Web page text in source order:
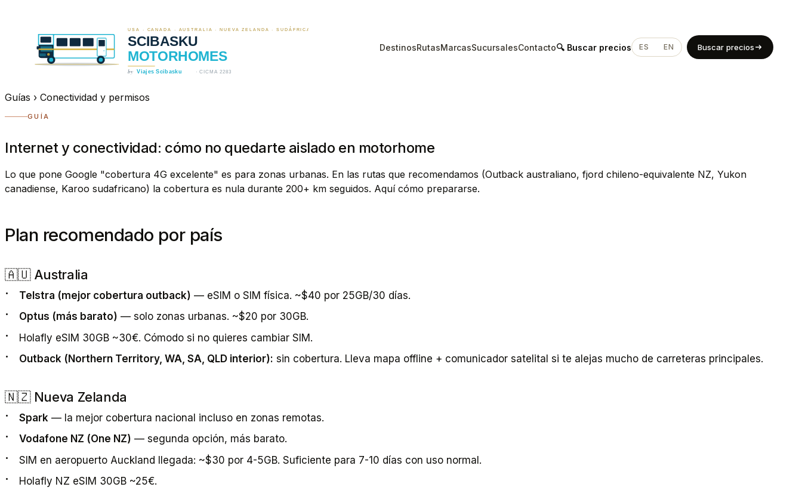
DestinosRutasMarcasSucursalesContacto🔍 Buscar precios ES EN Buscar precios
Guías › Conectividad y permisos
GUÍA
Internet y conectividad: cómo no quedarte aislado en motorhome
Lo que pone Google "cobertura 4G excelente" es para zonas urbanas. En las rutas que recomendamos (Outback australiano, fjord chileno-equivalente NZ, Yukon
canadiense, Karoo sudafricano) la cobertura es nula durante 200+ km seguidos. Aquí cómo prepararse.
Plan recomendado por país
🇦🇺 Australia
Telstra (mejor cobertura outback) — eSIM o SIM física. ~$40 por 25GB/30 días.
Optus (más barato) — solo zonas urbanas. ~$20 por 30GB.
Holafly eSIM 30GB ~30€. Cómodo si no quieres cambiar SIM.
Outback (Northern Territory, WA, SA, QLD interior): sin cobertura. Lleva mapa offline + comunicador satelital si te alejas mucho de carreteras principales.
🇳🇿 Nueva Zelanda
Spark — la mejor cobertura nacional incluso en zonas remotas.
Vodafone NZ (One NZ) — segunda opción, más barato.
SIM en aeropuerto Auckland llegada: ~$30 por 4-5GB. Suficiente para 7-10 días con uso normal.
Holafly NZ eSIM 30GB ~25€.